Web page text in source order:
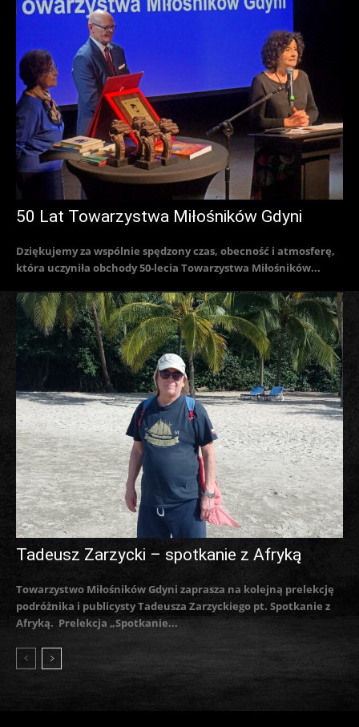
50 Lat Towarzystwa Miłośników Gdyni
Dziękujemy za wspólnie spędzony czas, obecność i atmosferę,
która uczyniła obchody 50-lecia Towarzystwa Miłośników...
Tadeusz Zarzycki – spotkanie z Afryką
Towarzystwo Miłośników Gdyni zaprasza na kolejną prelekcję
podróżnika i publicysty Tadeusza Zarzyckiego pt. Spotkanie z
Afryką. Prelekcja „Spotkanie...